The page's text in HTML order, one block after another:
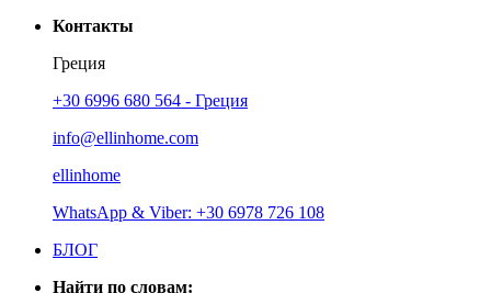
Контакты
Греция
+30 6996 680 564 - Греция
info@ellinhome.com
ellinhome
WhatsApp & Viber: +30 6978 726 108
БЛОГ
Найти по словам: